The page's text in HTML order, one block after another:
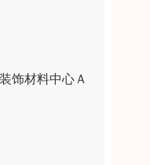
饰材料中心Ａ